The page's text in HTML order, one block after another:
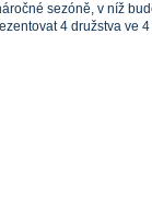
sezóně, v níž
4 družstva ve